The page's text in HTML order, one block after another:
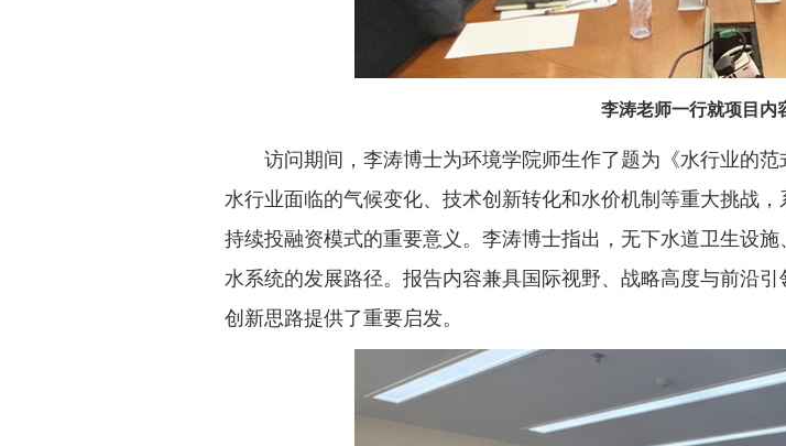
李涛老师一行就项目内
访问期间，李涛博士为环境学院师生作了题为《水行业的
水行业面临的气候变化、技术创新转化和水价机制等重大挑战
持续投融资模式的重要意义。李涛博士指出，无下水道卫生设
水系统的发展路径。报告内容兼具国际视野、战略高度与前沿
创新思路提供了重要启发。